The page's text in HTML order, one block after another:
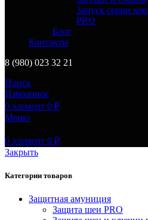
Запуск серии
PRO
Блог
Контакты
8 (980) 023 32 21
Поиск
Избранное
0 элемент 0 ₽
Меню
0 элемент 0 ₽
Закрыть
Категории товаров
Защитная амуниция
Защита шеи PRO